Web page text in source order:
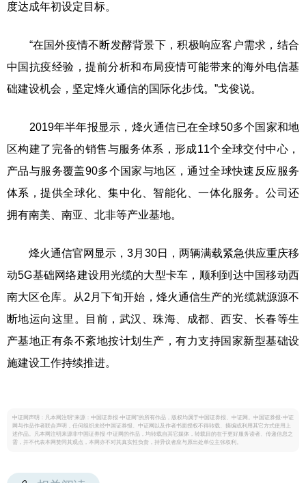
度达成年初设定目标。
“在国外疫情不断发酵背景下，积极响应客户需求，结合
中国抗疫经验，提前分析和布局疫情可能带来的海外电信基
础建设机会，坚定烽火通信的国际化步伐。”戈俊说。
2019年半年报显示，烽火通信已在全球50多个国家和地
区构建了完备的销售与服务体系，形成11个全球交付中心，
产品与服务覆盖90多个国家与地区，通过全球快速反应服务
体系，提供全球化、集中化、智能化、一体化服务。公司还
拥有南美、南亚、北非等产业基地。
烽火通信官网显示，3月30日，两辆满载紧急供应重庆移
动5G基础网络建设用光缆的大型卡车，顺利到达中国移动西
南大区仓库。从2月下旬开始，烽火通信生产的光缆就源源不
断地运向这里。目前，武汉、珠海、成都、西安、长春等生
产基地正有条不紊地按计划生产，有力支持国家新型基础设
施建设工作持续推进。
中证网声明：凡本网注明“来源：中国证券报·中证网”的所有作品，版权均属于中国证券报、中证网。中国证券报·中证
网与作品作者联合声明，任何组织未经中国证券报、中证网以及作者书面授权不得转载、摘编或利用其它方式使用上
述作品。凡本网注明来源非中国证券报·中证网的作品，均转载自其它媒体，转载目的在于更好服务读者、传递信息之
需，并不代表本网赞同其观点，本网亦不对其真实性负责，持异议者应与原出处单位主张权利。